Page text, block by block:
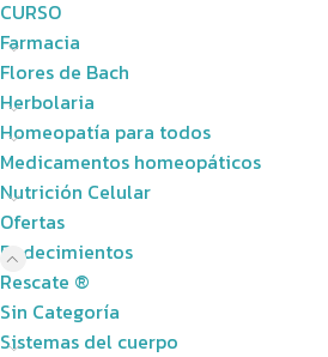
CURSO
Farmacia
Flores de Bach
Herbolaria
Homeopatía para todos
Medicamentos homeopáticos
Nutrición Celular
Ofertas
Padecimientos
Rescate ®
Sin Categoría
Sistemas del cuerpo